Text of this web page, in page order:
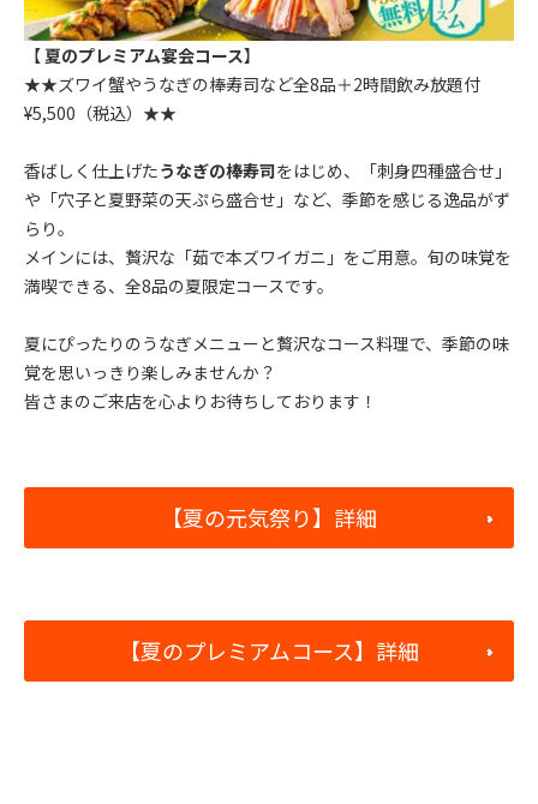
【夏のプレミアム宴会コース】
★★ズワイ蟹やうなぎの棒寿司など全8品＋2時間飲み放題付
¥5,500（税込）★★
香ばしく仕上げたうなぎの棒寿司をはじめ、「刺身四種盛合せ」
や「穴子と夏野菜の天ぷら盛合せ」など、季節を感じる逸品がず
らり。
メインには、贅沢な「茹で本ズワイガニ」をご用意。旬の味覚を
満喫できる、全8品の夏限定コースです。
夏にぴったりのうなぎメニューと贅沢なコース料理で、季節の味
覚を思いっきり楽しみませんか？
皆さまのご来店を心よりお待ちしております！
【夏の元気祭り】詳細
【夏のプレミアムコース】詳細